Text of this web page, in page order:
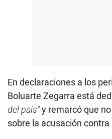
En declaraciones a los
Boluarte Zegarra está
del país”y remarcó que
sobre la acusación